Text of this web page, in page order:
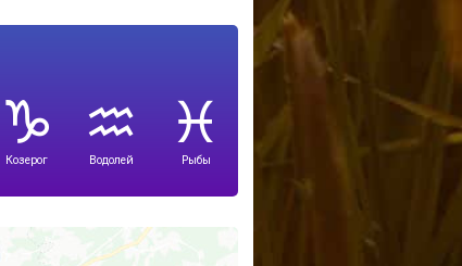
Козерог Водолей Рыбы